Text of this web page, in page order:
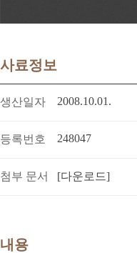
사료정보
생산일자 2008.10.01.
등록번호 248047
첨부 문서 [다운로드]
내용